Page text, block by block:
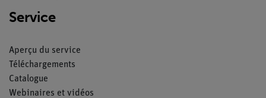
Service
Aperçu du service
Téléchargements
Catalogue
Webinaires et vidéos